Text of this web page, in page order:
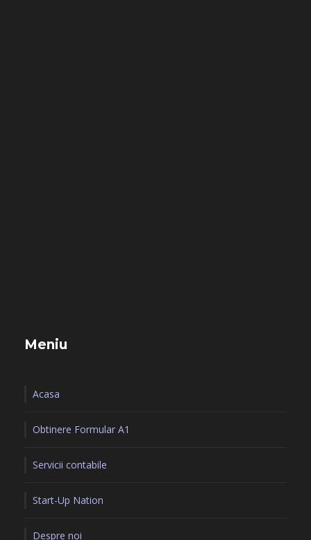
Meniu
Acasa
Obtinere Formular A1
Servicii contabile
Start-Up Nation
Despre noi